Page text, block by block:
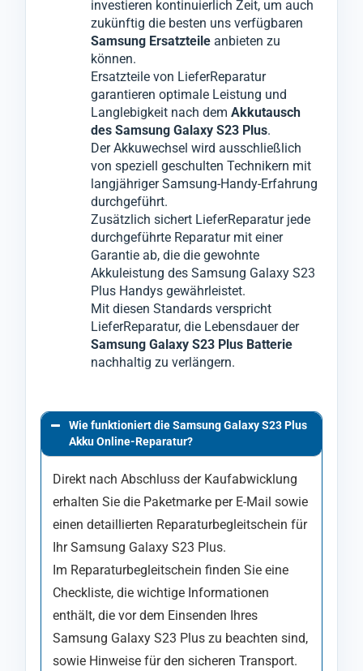
liegen, werden wir Sie darüber
informieren und nur mit Ihrer Zustimmung
die notwendigen Komponenten wechseln.
Geräts Samsung Galaxy S23 Plus
entfernt und durch einen hochwertigen
Premiumakku ersetzt.
Reklamationen, die sonst zu weiteren
Ausfallzeiten führen könnten.
investieren kontinuierlich Zeit, um auch
zukünftig die besten uns verfügbaren
Samsung Ersatzteile anbieten zu
können.
Ersatzteile von LieferReparatur
garantieren optimale Leistung und
Langlebigkeit nach dem Akkutausch
des Samsung Galaxy S23 Plus.
Der Akkuwechsel wird ausschließlich
von speziell geschulten Technikern mit
langjähriger Samsung-Handy-Erfahrung
durchgeführt.
Zusätzlich sichert LieferReparatur jede
durchgeführte Reparatur mit einer
Garantie ab, die die gewohnte
Akkuleistung des Samsung Galaxy S23
Plus Handys gewährleistet.
Mit diesen Standards verspricht
LieferReparatur, die Lebensdauer der
Samsung Galaxy S23 Plus Batterie
nachhaltig zu verlängern.
Wie funktioniert die Samsung Galaxy S23 Plus
Akku Online-Reparatur?
Direkt nach Abschluss der Kaufabwicklung
erhalten Sie die Paketmarke per E-Mail sowie
einen detaillierten Reparaturbegleitschein für
Ihr Samsung Galaxy S23 Plus.
Im Reparaturbegleitschein finden Sie eine
Checkliste, die wichtige Informationen
enthält, die vor dem Einsenden Ihres
Samsung Galaxy S23 Plus zu beachten sind,
sowie Hinweise für den sicheren Transport.